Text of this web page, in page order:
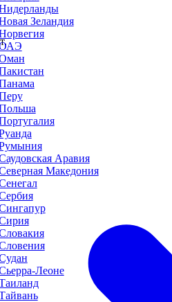
Зеландия
Аравия
Македония
Леоне